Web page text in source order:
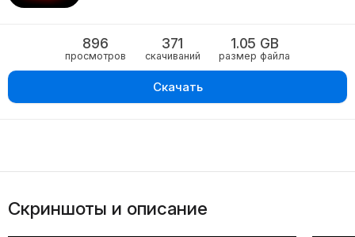
896
просмотров
371
скачиваний
1.05 GB
размер файла
Скачать
Скриншоты и описание